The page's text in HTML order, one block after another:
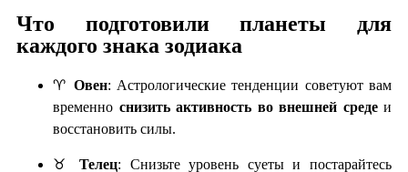
Что подготовили планеты для
каждого знака зодиака
♈ Овен: Астрологические тенденции советуют вам
временно снизить активность во внешней средеи
восстановить силы.
♉Телец: Снизьте уровень суеты и постарайтесь